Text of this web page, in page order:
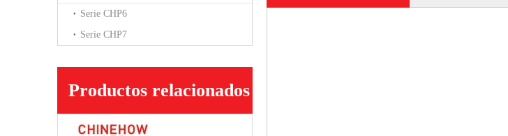
Serie CHP6
Serie CHP7
Productos relacionados